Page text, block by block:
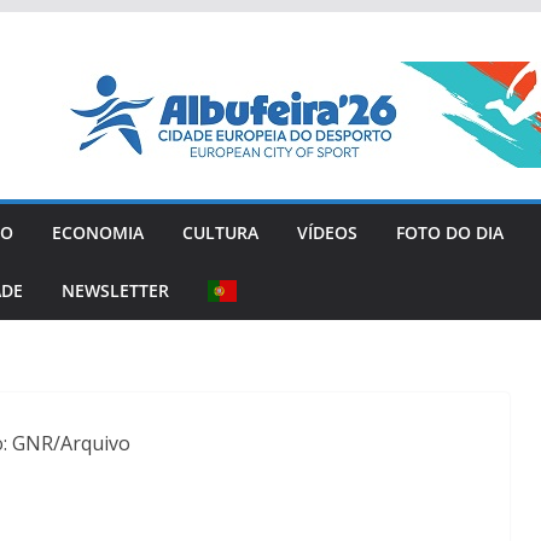
ECONOMIA CULTURA VÍDEOS FOTO DO DIA
NEWSLETTER
GNR/Arquivo